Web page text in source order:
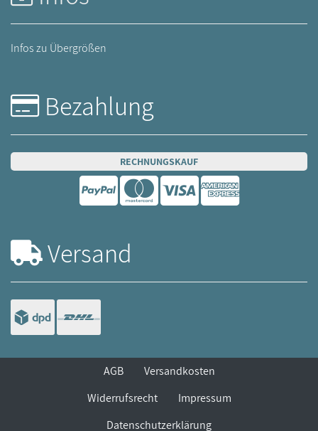
Infos zu Übergrößen
Bezahlung
RECHNUNGSKAUF
Versand
AGB
Versandkosten
Widerrufsrecht
Impressum
Datenschutzerklärung